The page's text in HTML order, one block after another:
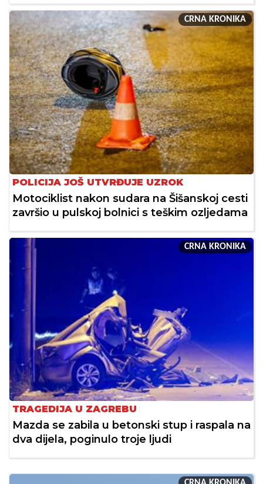
CRNA KRONIKA
POLICIJA JOŠ UTVRĐUJE UZROK
Motociklist nakon sudara na Šišanskoj cesti
završio u pulskoj bolnici s teškim ozljedama
CRNA KRONIKA
TRAGEDIJA U ZAGREBU
Mazda se zabila u betonski stup i raspala na
dva dijela, poginulo troje ljudi